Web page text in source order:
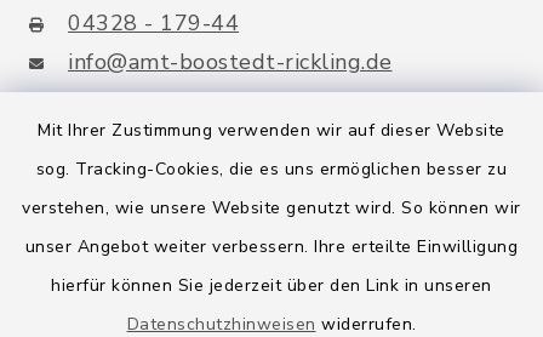
Mit Ihrer Zustimmung verwenden wir auf dieser Website
sog. Tracking-Cookies, die es uns ermöglichen besser zu
verstehen, wie unsere Website genutzt wird. So können wir
unser Angebot weiter verbessern. Ihre erteilte Einwilligung
hierfür können Sie jederzeit über den Link in unseren
Datenschutzhinweisen widerrufen.
04328 - 179-44
info@amt-boostedt-rickling.de
Quicklinks
Amt Boostedt-Rickling
Amtsbroschüre